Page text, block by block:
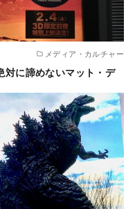
メディア・カルチャー
に諦めないマット・デ